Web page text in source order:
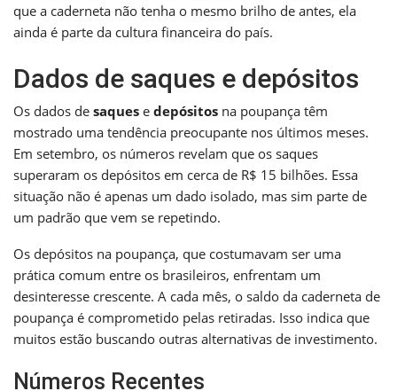
que a caderneta não tenha o mesmo brilho de antes, ela
ainda é parte da cultura financeira do país.
Dados de saques e depósitos
Os dados de saques e depósitos na poupança têm
mostrado uma tendência preocupante nos últimos meses.
Em setembro, os números revelam que os saques
superaram os depósitos em cerca de R$ 15 bilhões. Essa
situação não é apenas um dado isolado, mas sim parte de
um padrão que vem se repetindo.
Os depósitos na poupança, que costumavam ser uma
prática comum entre os brasileiros, enfrentam um
desinteresse crescente. A cada mês, o saldo da caderneta de
poupança é comprometido pelas retiradas. Isso indica que
muitos estão buscando outras alternativas de investimento.
Números Recentes